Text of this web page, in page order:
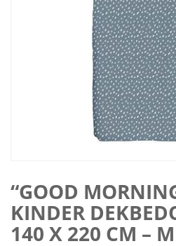
“GOOD
KINDER
140 X 220 CM –